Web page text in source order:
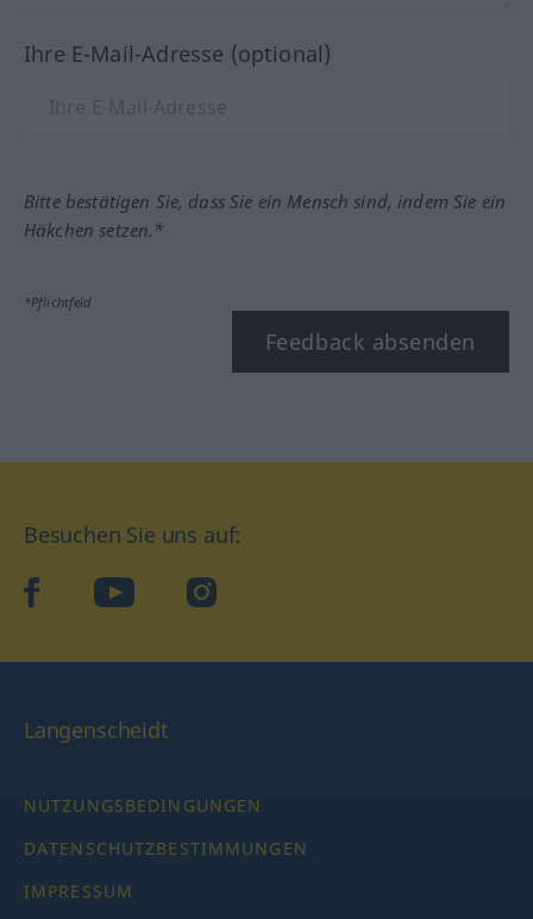
Ihre E-Mail-Adresse (optional)
Bitte bestätigen Sie, dass Sie ein Mensch sind, indem Sie ein
Häkchen setzen.*
*Pflichtfeld
Feedback absenden
Besuchen Sie uns auf:
facebookYouTube Instagram
Langenscheidt
NUTZUNGSBEDINGUNGEN
DATENSCHUTZBESTIMMUNGEN
IMPRESSUM